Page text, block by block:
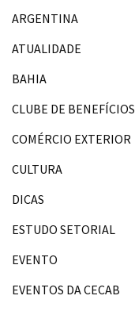
ARGENTINA
ATUALIDADE
BAHIA
CLUBE DE BENEFÍCIOS
COMÉRCIO EXTERIOR
CULTURA
DICAS
ESTUDO SETORIAL
EVENTO
EVENTOS DA CECAB